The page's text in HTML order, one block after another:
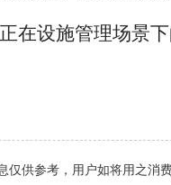
在设施管理场景
仅供参考，用户如将用之消